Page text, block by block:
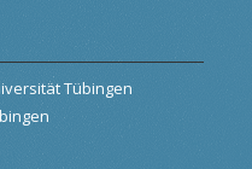
Tübingen